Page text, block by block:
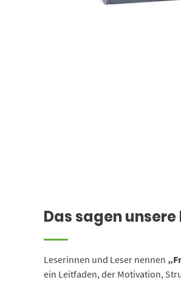
Das sagen unsere
Leserinnen und Leser nennen
ein Leitfaden, der Motivation,